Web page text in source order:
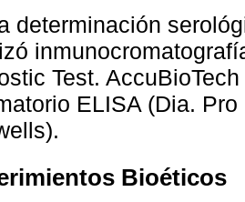
determinación
Test.
ELISA (Dia.
Bioéticos